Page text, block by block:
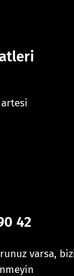
42
varsa,